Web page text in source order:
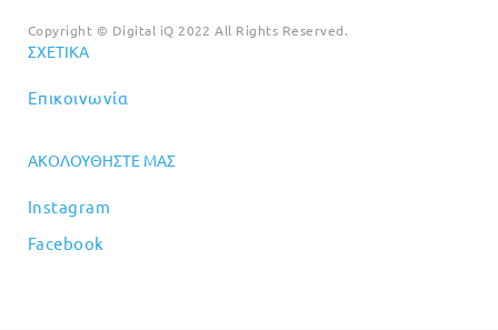
Copyright © Digital iQ 2022 All Rights Reserved.
ΣΧΕΤΙΚΆ
Επικοινωνία
ΑΚΟΛΟΥΘΉΣΤΕ ΜΑΣ
Instagram
Facebook